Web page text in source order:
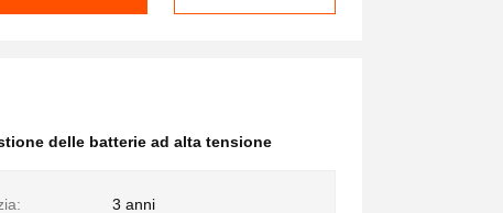
delle batterie ad alta tensione
3 anni